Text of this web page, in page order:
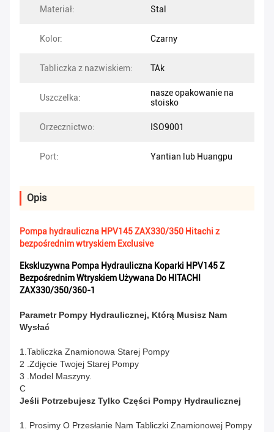
Materiał: Stal
Kolor: Czarny
Tabliczka z nazwiskiem: TAk
Uszczelka:
nasze opakowanie na
stoisko
Orzecznictwo: ISO9001
Port: Yantian lub Huangpu
Opis
Pompa hydrauliczna HPV145 ZAX330/350 Hitachi z
bezpośrednim wtryskiem Exclusive
Ekskluzywna Pompa Hydrauliczna Koparki HPV145 Z
Bezpośrednim Wtryskiem Używana Do HITACHI
ZAX330/350/360-1
Parametr Pompy Hydraulicznej, Którą Musisz Nam
Wysłać
1.Tabliczka Znamionowa Starej Pompy
2 .Zdjęcie Twojej Starej Pompy
3 .Model Maszyny.
C
Jeśli Potrzebujesz Tylko Części Pompy Hydraulicznej
1. Prosimy O Przesłanie Nam Tabliczki Znamionowej Pompy